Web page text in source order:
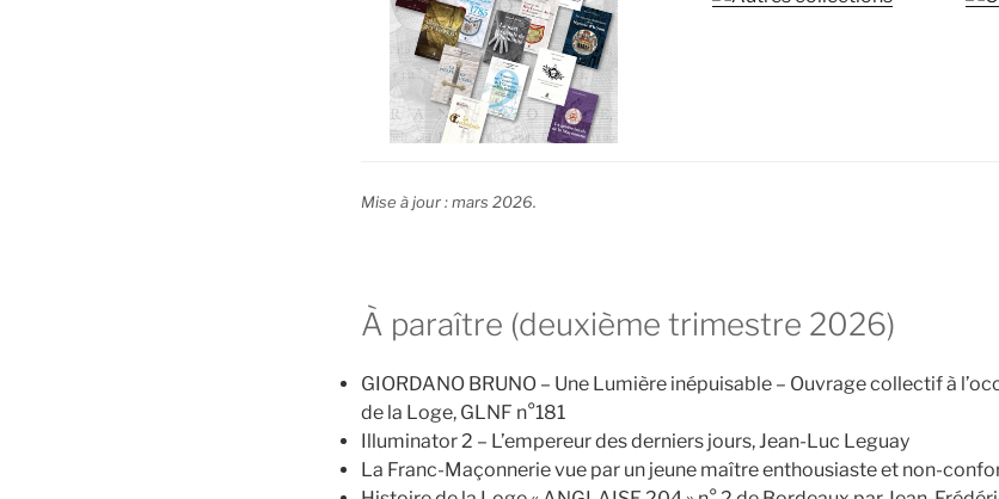
Mise à jour : mars 2026.
À paraître (deuxième trimestre 2026)
GIORDANO BRUNO – Une Lumière inépuisable – Ouvrage collectif à
de la Loge, GLNF n°181
Illuminator 2 – L’empereur des derniers jours, Jean-Luc Leguay
La Franc-Maçonnerie vue par un jeune maître enthousiaste et non-